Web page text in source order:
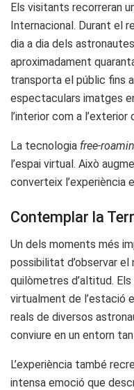
Els visitants recorreran
Internacional. Durant el
dia a dia dels
aproximadament
transporta el públic fins
espectaculars imatges
l’interior com a l’exterior
La tecnologia free-
l’espai virtual. Això
converteix l’experiència
Contemplar la
Un dels moments més
possibilitat d’observar
quilòmetres d’altitud.
virtualment de l’estació
reals de diversos
conviure en un entorn
L’experiència també
intensa emoció que